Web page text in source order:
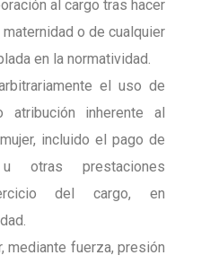
al cargo tras hacer
o de cualquier
en la normatividad.
el uso de
atribución inherente al
incluido el pago de
otras prestaciones
del cargo, en
mediante fuerza, presión